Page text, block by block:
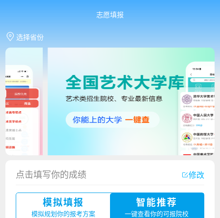
志愿填报
选择省份
点击填写你的成绩 修改
模拟填报
模拟规划你的报考方案
智能推荐
一键查看你的可报院校
广州华立科技职业学院2023年夏季高考招生简章